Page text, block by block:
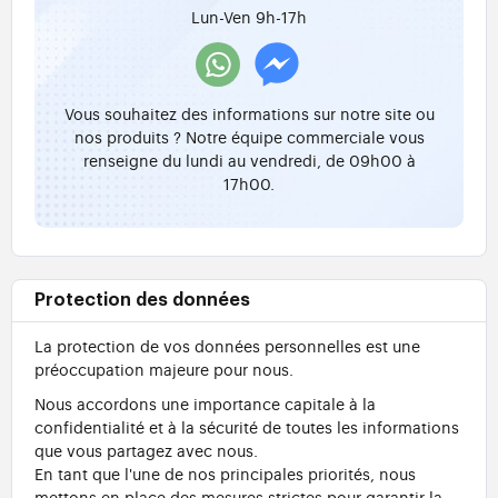
Lun-Ven 9h-17h
Vous souhaitez des informations sur notre site ou
nos produits ? Notre équipe commerciale vous
renseigne du lundi au vendredi, de 09h00 à
17h00.
Protection des données
La protection de vos données personnelles est une
préoccupation majeure pour nous.
Nous accordons une importance capitale à la
confidentialité et à la sécurité de toutes les informations
que vous partagez avec nous.
En tant que l'une de nos principales priorités, nous